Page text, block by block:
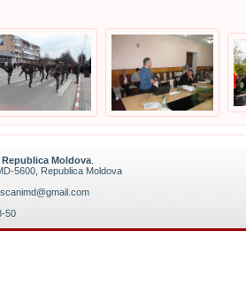
Moldova
5600, Republica Moldova
50